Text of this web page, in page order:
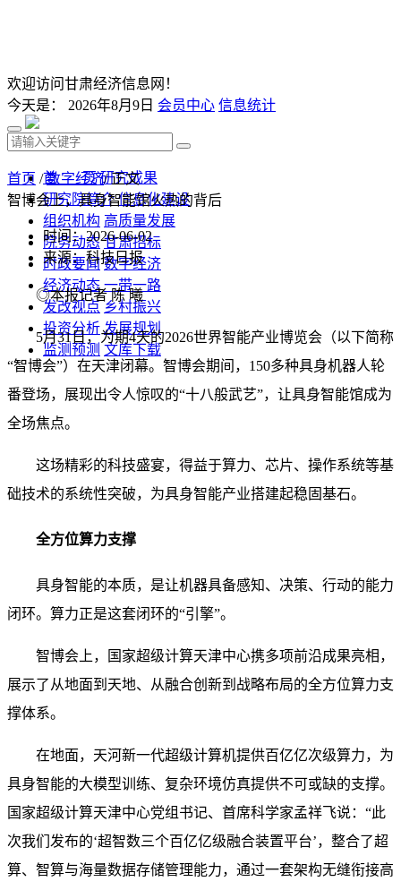
欢迎访问甘肃经济信息网！
今天是： 2026年8月9日 会员中心 信息统计
首 页 研究成果
研究院简介 信息化建设
组织机构 高质量发展
院务动态 甘肃招标
时政要闻 数字经济
经济动态 一带一路
发改视点 乡村振兴
投资分析 发展规划
监测预测 文库下载
首页 /数字经济/ 正文
智博会上，具身智能馆火热的背后
时间：2026-06-02
来源：科技日报
◎本报记者 陈 曦
5月31日，为期4天的2026世界智能产业博览会（以下简称
“智博会”）在天津闭幕。智博会期间，150多种具身机器人轮
番登场，展现出令人惊叹的“十八般武艺”，让具身智能馆成为
全场焦点。
这场精彩的科技盛宴，得益于算力、芯片、操作系统等基
础技术的系统性突破，为具身智能产业搭建起稳固基石。
全方位算力支撑
具身智能的本质，是让机器具备感知、决策、行动的能力
闭环。算力正是这套闭环的“引擎”。
智博会上，国家超级计算天津中心携多项前沿成果亮相，
展示了从地面到天地、从融合创新到战略布局的全方位算力支
撑体系。
在地面，天河新一代超级计算机提供百亿亿次级算力，为
具身智能的大模型训练、复杂环境仿真提供不可或缺的支撑。
国家超级计算天津中心党组书记、首席科学家孟祥飞说：“此
次我们发布的‘超智数三个百亿亿级融合装置平台’，整合了超
算、智算与海量数据存储管理能力，通过一套架构无缝衔接高